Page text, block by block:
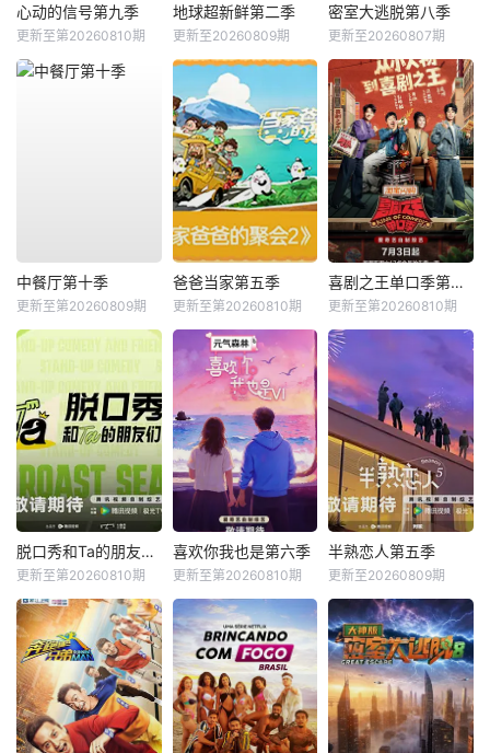
心动的信号第九季
更新至第20260810期
地球超新鲜第二季
更新至20260809期
密室大逃脱第八季
更新至20260807期
中餐厅第十季
更新至第20260809期
爸爸当家第五季
更新至第20260810期
喜剧之王单口季第三季
更新至第20260810期
脱口秀和Ta的朋友们第三季
更新至第20260810期
喜欢你我也是第六季
更新至第20260810期
半熟恋人第五季
更新至20260809期